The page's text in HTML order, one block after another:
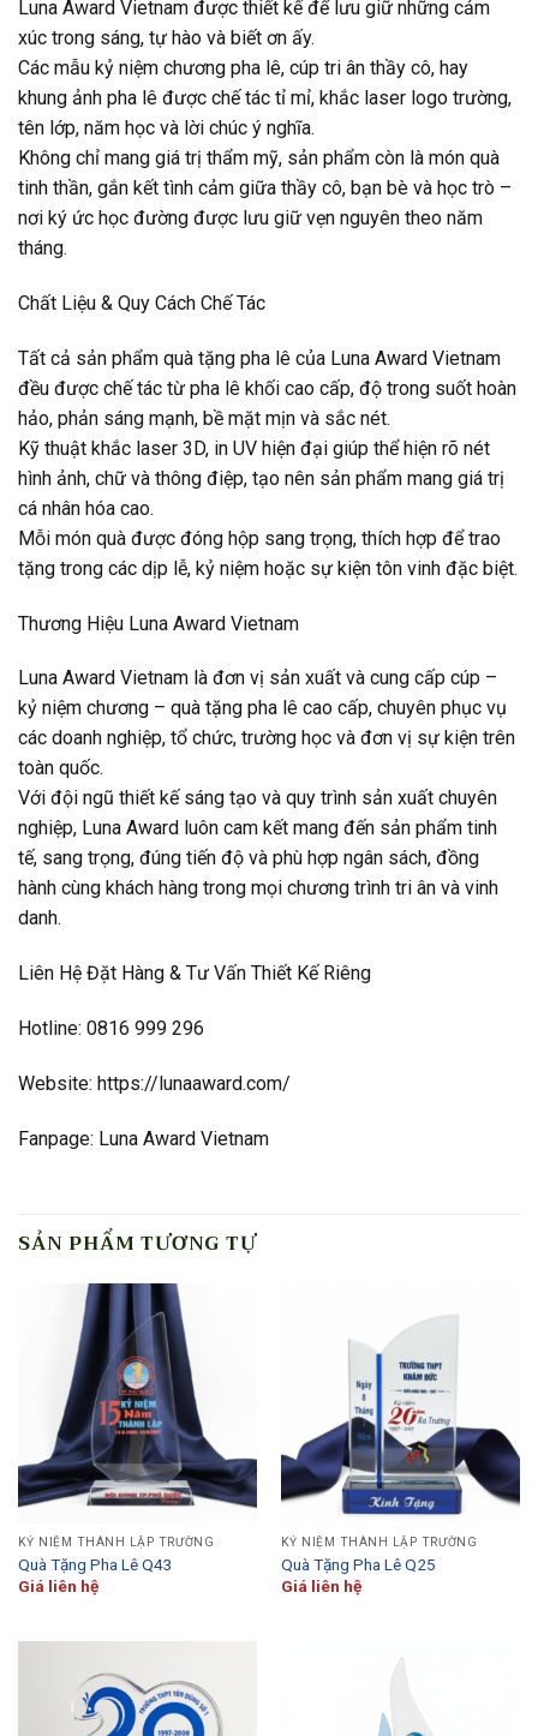
Luna Award Vietnam được thiết kế để lưu giữ những cảm
xúc trong sáng, tự hào và biết ơn ấy.
Các mẫu kỷ niệm chương pha lê, cúp tri ân thầy cô, hay
khung ảnh pha lê được chế tác tỉ mỉ, khắc laser logo trường,
tên lớp, năm học và lời chúc ý nghĩa.
Không chỉ mang giá trị thẩm mỹ, sản phẩm còn là món quà
tinh thần, gắn kết tình cảm giữa thầy cô, bạn bè và học trò –
nơi ký ức học đường được lưu giữ vẹn nguyên theo năm
tháng.
Chất Liệu & Quy Cách Chế Tác
Tất cả sản phẩm quà tặng pha lê của Luna Award Vietnam
đều được chế tác từ pha lê khối cao cấp, độ trong suốt hoàn
hảo, phản sáng mạnh, bề mặt mịn và sắc nét.
Kỹ thuật khắc laser 3D, in UV hiện đại giúp thể hiện rõ nét
hình ảnh, chữ và thông điệp, tạo nên sản phẩm mang giá trị
cá nhân hóa cao.
Mỗi món quà được đóng hộp sang trọng, thích hợp để trao
tặng trong các dịp lễ, kỷ niệm hoặc sự kiện tôn vinh đặc biệt.
Thương Hiệu Luna Award Vietnam
Luna Award Vietnam là đơn vị sản xuất và cung cấp cúp –
kỷ niệm chương – quà tặng pha lê cao cấp, chuyên phục vụ
các doanh nghiệp, tổ chức, trường học và đơn vị sự kiện trên
toàn quốc.
Với đội ngũ thiết kế sáng tạo và quy trình sản xuất chuyên
nghiệp, Luna Award luôn cam kết mang đến sản phẩm tinh
tế, sang trọng, đúng tiến độ và phù hợp ngân sách, đồng
hành cùng khách hàng trong mọi chương trình tri ân và vinh
danh.
Liên Hệ Đặt Hàng & Tư Vấn Thiết Kế Riêng
Hotline: 0816 999 296
Website: https://lunaaward.com/
Fanpage: Luna Award Vietnam
SẢN PHẨM TƯƠNG TỰ
KỶ NIỆM THÀNH LẬP TRƯỜNG
Quà Tặng Pha Lê Q43
Giá liên hệ
KỶ NIỆM THÀNH LẬP TRƯỜNG
Quà Tặng Pha Lê Q25
Giá liên hệ